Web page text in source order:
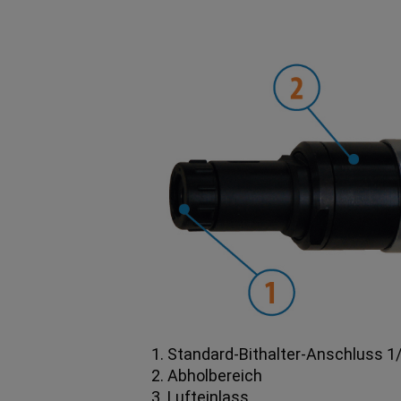
1. Standard-Bithalter-Anschluss
2. Abholbereich
3. Lufteinlass